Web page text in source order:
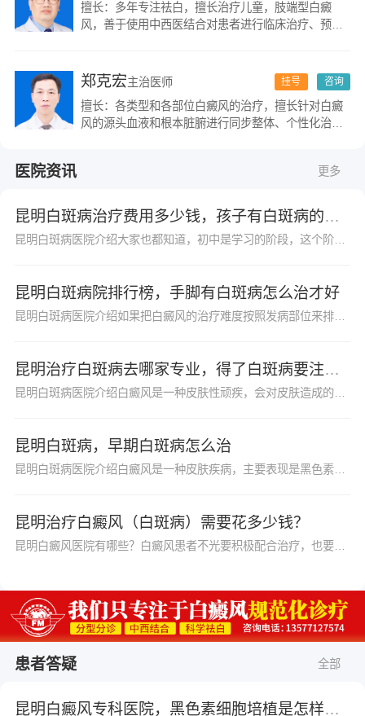
擅长：多年专注祛白，擅长治疗儿童，肢端型白癜
风，善于使用中西医结合对患者进行临床治疗、预
咨询
挂号
郑克宏主治医师
擅长：各类型和各部位白癜风的治疗，擅长针对白癜
风的源头血液和根本脏腑进行同步整体、个性化治
医院资讯 更多
昆明白斑病治疗费用多少钱，孩子有白斑病的注意事项
昆明白斑病医院介绍大家也都知道，初中是学习的阶段，这个阶段的孩子学习压力是很大的，白癜风是一种常见的皮肤疾病，很多初中生也避免不了患上白癜风，初中生群体患病会给...
昆明白斑病院排行榜，手脚有白斑病怎么治才好
昆明白斑病医院介绍如果把白癜风的治疗难度按照发病部位来排序的话，那么，手脚处的白癜风应该是治疗难度大的。但这不意味着手脚处的白癜风治疗没有效果，患者不能忽视，也...
昆明治疗白斑病去哪家专业，得了白斑病要注意哪些
昆明白斑病医院介绍白癜风是一种皮肤性顽疾，会对皮肤造成的伤害。任何人患上白癜风时要及时前往医院进行检查治疗，况且白癜风是比较容易复发和扩散的，不及时就医，之后白...
昆明白斑病，早期白斑病怎么治
昆明白斑病医院介绍白癜风是一种皮肤疾病，主要表现是黑色素的脱失，在皮肤上出现一些白点或者是白斑，对患者的影响很大，患上白癜风，不仅对患者的日常生活带来影响，也会...
昆明治疗白癜风（白斑病）需要花多少钱？
昆明白癜风医院有哪些？白癜风患者不光要积极配合治疗，也要做好日常的护理工作，白癜风的日常护理和治疗都很重要，能够使患者的白斑得到有效的控制，所以患者要注意，要尽...
患者答疑 全部
昆明白癜风专科医院，黑色素细胞培植是怎样的？